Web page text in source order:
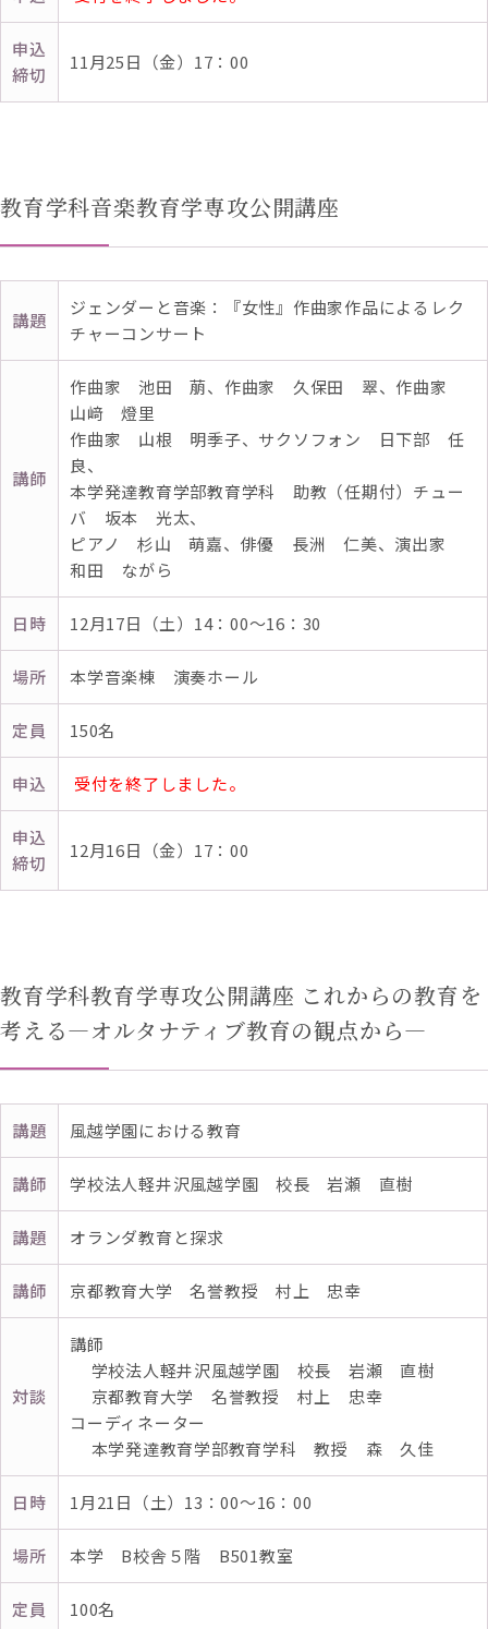
申込
締切
11月25日（金）17：00
教育学科音楽教育学専攻公開講座
講題
ジェンダーと音楽：『女性』作曲家作品によるレク
チャーコンサート
講師
作曲家 池田 萠、作曲家 久保田 翠、作曲家
山﨑 燈里
作曲家 山根 明季子、サクソフォン 日下部 任
良、
本学発達教育学部教育学科 助教（任期付）チュー
バ 坂本 光太、
ピアノ 杉山 萌嘉、俳優 長洲 仁美、演出家
和田 ながら
日時 12月17日（土）14：00～16：30
場所 本学音楽棟 演奏ホール
定員 150名
申込 受付を終了しました。
申込
締切
12月16日（金）17：00
教育学科教育学専攻公開講座 これからの教育を
考える—オルタナティブ教育の観点から—
講題 風越学園における教育
講師 学校法人軽井沢風越学園 校長 岩瀬 直樹
講題 オランダ教育と探求
講師 京都教育大学 名誉教授 村上 忠幸
対談
講師
学校法人軽井沢風越学園 校長 岩瀬 直樹
京都教育大学 名誉教授 村上 忠幸
コーディネーター
本学発達教育学部教育学科 教授 森 久佳
日時 1月21日（土）13：00～16：00
場所 本学 B校舎５階 B501教室
定員 100名